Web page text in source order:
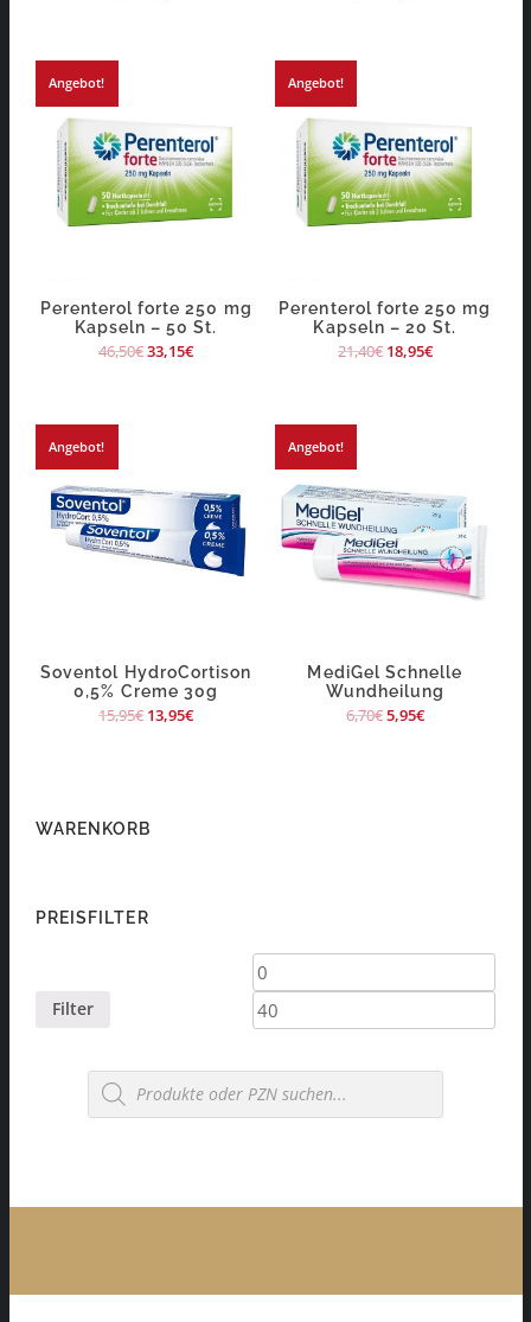
Angebot!
Perenterol forte 250 mg
Kapseln – 50 St.
46,50€33,15€
Angebot!
Perenterol forte 250 mg
Kapseln – 20 St.
21,40€ 18,95€
Angebot!
Soventol HydroCortison
0,5% Creme 30g
15,95€ 13,95€
Angebot!
MediGel Schnelle
Wundheilung
6,70€5,95€
WARENKORB
PREISFILTER
Min.
Preis
Filter
Products
search